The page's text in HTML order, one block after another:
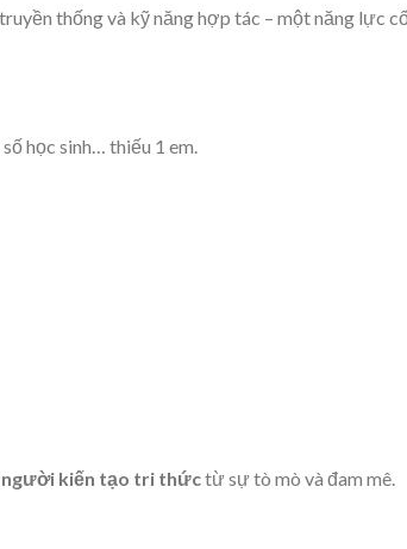
thống và kỹ năng hợp tác – một năng lực
học sinh… thiếu 1 em.
người kiến tạo tri thứctừ sự tò mò và đam mê.